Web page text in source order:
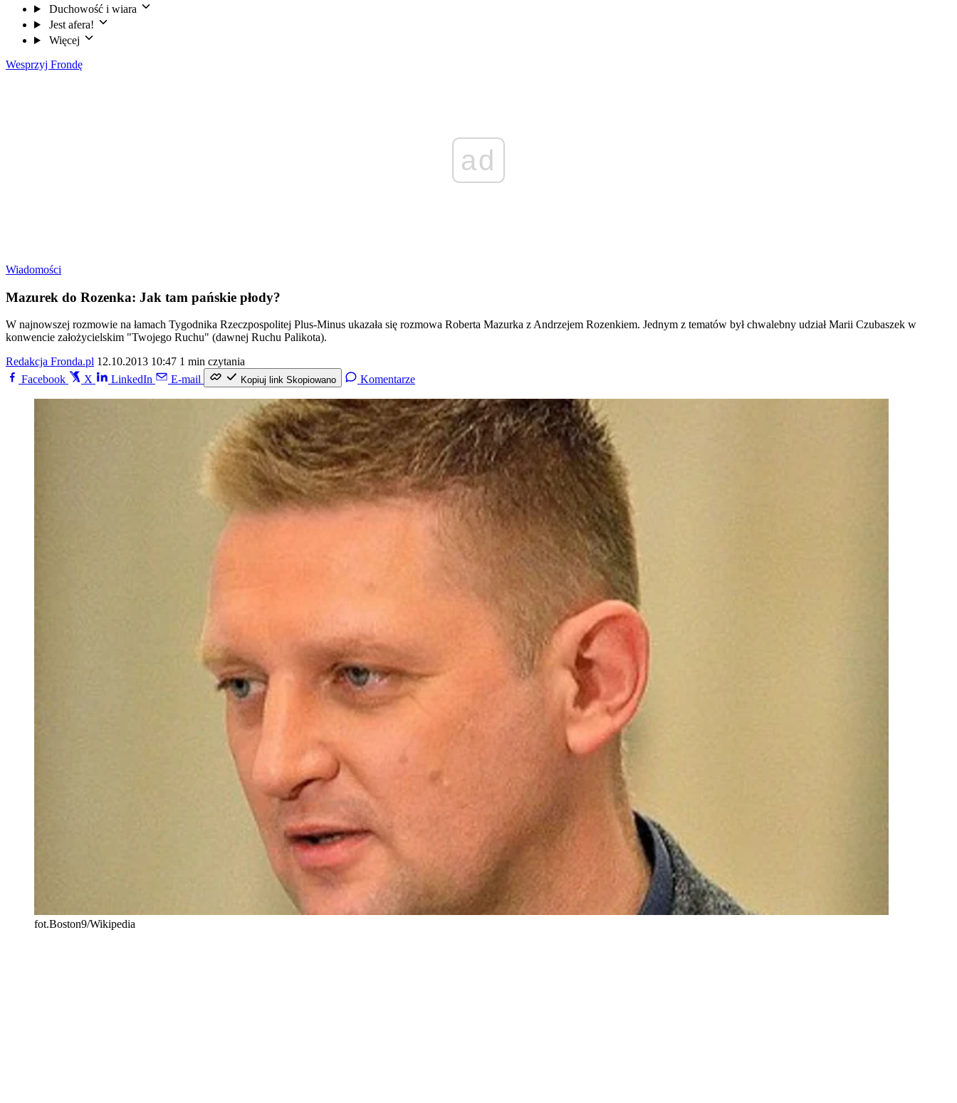
Duchowość i wiara
Jest afera!
Więcej
Wesprzyj Frondę
ad
Wiadomości
Mazurek do Rozenka: Jak tam pańskie płody?
W najnowszej rozmowie na łamach Tygodnika Rzeczpospolitej Plus-Minus ukazała się rozmowa Roberta Mazurka z Andrzejem Rozenkiem. Jednym z tematów był chwalebny udział Marii Czubaszek w
konwencie założycielskim "Twojego Ruchu" (dawnej Ruchu Palikota).
Redakcja Fronda.pl 12.10.2013 10:47 1 min czytania
Facebook
X LinkedIn E-mail Kopiuj link Skopiowano Komentarze
fot.Boston9/Wikipedia